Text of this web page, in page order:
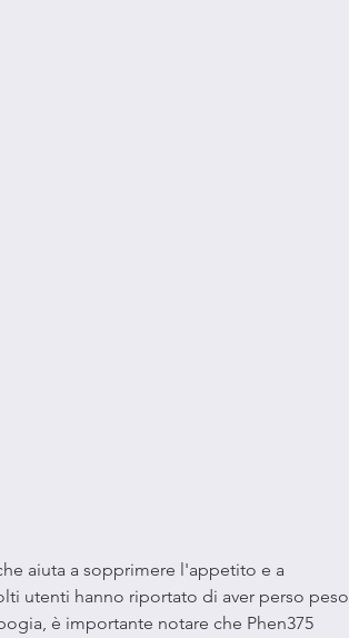
utenti hanno riportato di aver perso peso
è importante notare che Phen375